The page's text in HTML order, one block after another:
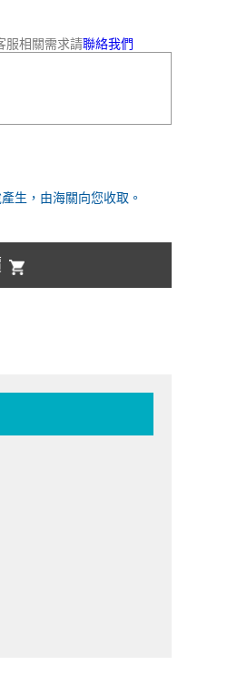
服相關需求請聯絡我們
生，由海關向您收取。